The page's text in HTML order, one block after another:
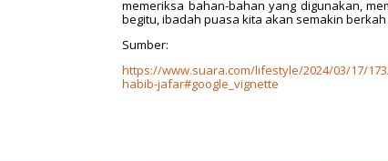
memeriksa bahan-bahan yang digunakan,
begitu, ibadah puasa kita akan semakin
Sumber:
https://www.suara.com/lifestyle/2024/03/17/
habib-jafar#google_vignette